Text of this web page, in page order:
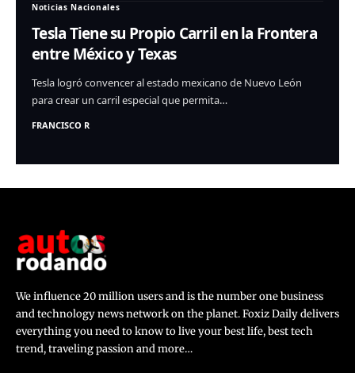
Noticias Nacionales
Tesla Tiene su Propio Carril en la Frontera
entre México y Texas
Tesla logró convencer al estado mexicano de Nuevo León
para crear un carril especial que permita…
FRANCISCO R
We influence 20 million users and is the number one business
and technology news network on the planet. Foxiz Daily delivers
everything you need to know to live your best life, best tech
trend, traveling passion and more…